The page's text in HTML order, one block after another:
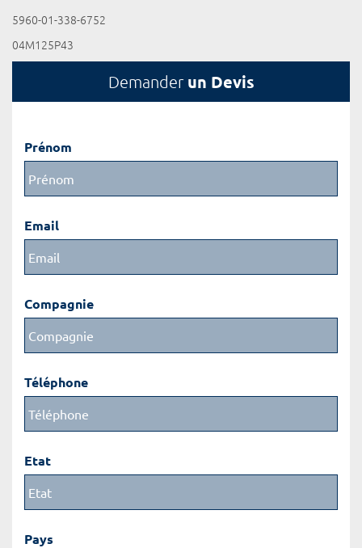
5960-01-338-6752
04M125P43
Demander un Devis
Prénom
Email
Compagnie
Téléphone
Etat
Pays